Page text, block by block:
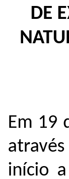
DE
Em 19
início